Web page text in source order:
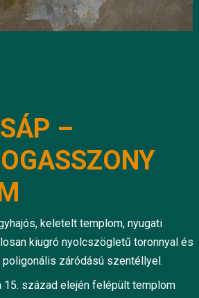
–
keletelt templom, nyugati
kiugró nyolcszögletű toronnyal és
poligonális záródású szentéllyel.
15. század elején felépült templom